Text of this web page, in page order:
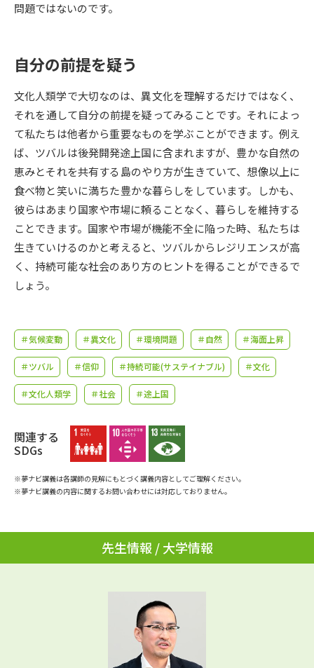
志望校・出願校を調べる
併願校選び 受験スケジュールを立てよう
先輩が入学を決めた理由 テレメール全国一斉進学調査
新生活お役立ちガイド
学問発見 学問検索
学問のミニ講義「夢ナビ講義」 学問分野解説
学問の教科書 夢ナビライブ
ユーザーサポート
Ｑ＆Ａ よくあるご質問 大学進学IDについて
個人情報取扱規定
問題ではないのです。
自分の前提を疑う
文化人類学で大切なのは、異文化を理解するだけではなく、
それを通して自分の前提を疑ってみることです。それによっ
て私たちは他者から重要なものを学ぶことができます。例え
ば、ツバルは後発開発途上国に含まれますが、豊かな自然の
恵みとそれを共有する島のやり方が生きていて、想像以上に
食べ物と笑いに満ちた豊かな暮らしをしています。しかも、
彼らはあまり国家や市場に頼ることなく、暮らしを維持する
ことできます。国家や市場が機能不全に陥った時、私たちは
生きていけるのかと考えると、ツバルからレジリエンスが高
く、持続可能な社会のあり方のヒントを得ることができるで
しょう。
＃気候変動 ＃異文化 ＃環境問題 ＃自然 ＃海面上昇
＃ツバル ＃信仰 ＃持続可能(サステイナブル) ＃文化
＃文化人類学 ＃社会 ＃途上国
関連する
SDGs
※夢ナビ講義は各講師の見解にもとづく講義内容としてご理解ください。
※夢ナビ講義の内容に関するお問い合わせには対応しておりません。
先生情報 / 大学情報